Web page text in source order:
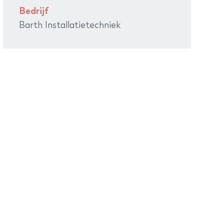
Bedrijf
Barth Installatietechniek